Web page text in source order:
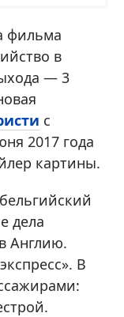
фильма
в
— 3
с
2017 года
картины.
дела
Англию.
В